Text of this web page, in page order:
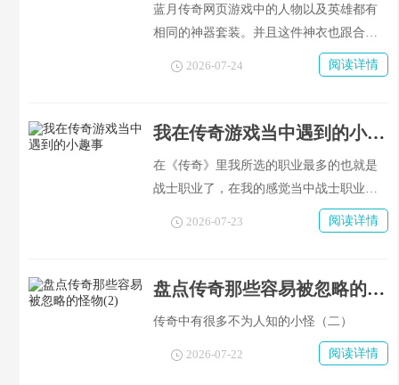
蓝月传奇网页游戏中的人物以及英雄都有
相同的神器套装。并且这件神衣也跟合击
技有关联，并且会随着使用次数增多而提
高等级。另外这套神装还可以触发加点属
的实力得到很大的增强。
2026-07-24 阅读详情
我在传奇游戏当中遇到的小趣事
在《传奇》里我所选的职业最多的也就是
战士职业了，在我的感觉当中战士职业的
实力还是很强悍一些，并且该角色本身的
玩法也十分容易上手，对技术水平的要求
的小故事吧！
2026-07-23 阅读详情
盘点传奇那些容易被忽略的怪物(2)
传奇中有很多不为人知的小怪（二）
2026-07-22 阅读详情